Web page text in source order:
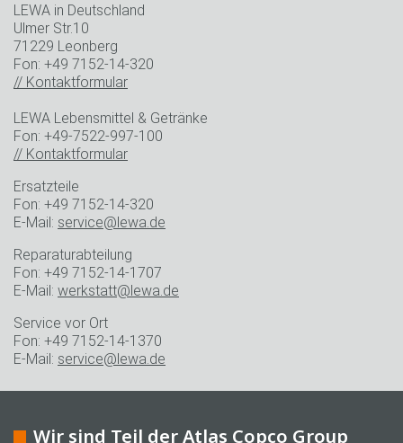
LEWA in Deutschland
Ulmer Str.10
71229 Leonberg
Fon: +49 7152-14-320
// Kontaktformular
LEWA Lebensmittel & Getränke
Fon: +49-7522-997-100
// Kontaktformular
Ersatzteile
Fon: +49 7152-14-320
E-Mail: service@lewa.de
Reparaturabteilung
Fon: +49 7152-14-1707
E-Mail: werkstatt@lewa.de
Service vor Ort
Fon: +49 7152-14-1370
E-Mail: service@lewa.de
Wir sind Teil der Atlas Copco Group